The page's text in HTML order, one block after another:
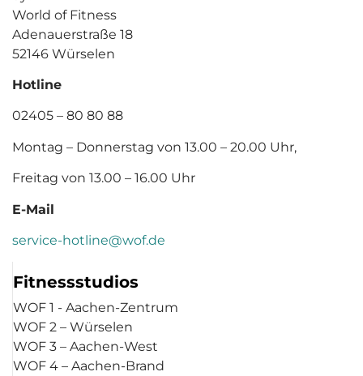
World of Fitness
Adenauerstraße 18
52146 Würselen
Hotline
02405 – 80 80 88
Montag – Donnerstag von 13.00 – 20.00 Uhr,
Freitag von 13.00 – 16.00 Uhr
E-Mail
service-hotline@wof.de
Fitnessstudios
WOF 1 - Aachen-Zentrum
WOF 2 – Würselen
WOF 3 – Aachen-West
WOF 4 – Aachen-Brand